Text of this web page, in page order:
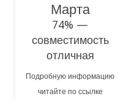
Марта
74% —
совместимость
отличная
Подробную информацию
читайте по ссылке